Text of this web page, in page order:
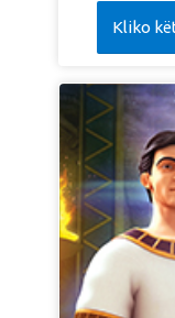
Superbook
dalam
dan Joy
Yesus untuk
untuk
Saat kembali
baptisan
PELAJARAN
Super
Kliko